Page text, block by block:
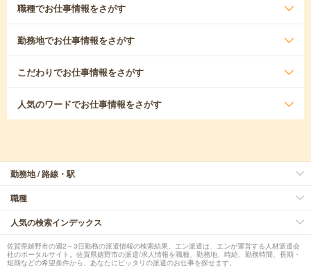
職種でお仕事情報をさがす
勤務地でお仕事情報をさがす
こだわりでお仕事情報をさがす
人気のワードでお仕事情報をさがす
勤務地 / 路線・駅
職種
人気の検索インデックス
佐賀県嬉野市の週2～3日勤務の派遣情報の検索結果。エン派遣は、エンが運営する人材派遣会
社のポータルサイト。佐賀県嬉野市の派遣/求人情報を職種、勤務地、時給、勤務時間、長期・
短期などの希望条件から、あなたにピッタリの派遣のお仕事を探せます。